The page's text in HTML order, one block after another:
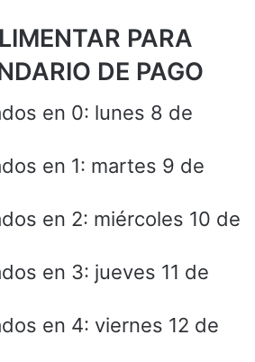
PARA
DE PAGO
en 0: lunes 8 de
en 1: martes 9 de
en 2: miércoles 10 de
en 3: jueves 11 de
en 4: viernes 12 de